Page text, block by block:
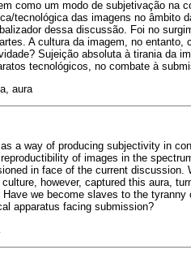
como um modo de subjetivação na
tecnológica das imagens no âmbito
dessa discussão. Foi no
A cultura da imagem, no entanto,
Sujeição absoluta à tirania da
tecnológicos, no combate à
aura
a way of producing subjectivity in
of images in the
in face of the current discussion.
however, captured this aura,
we become slaves to the
apparatus facing submission?